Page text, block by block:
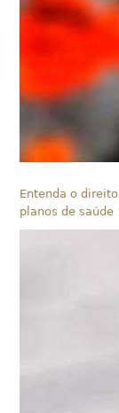
Entenda o
planos de saúde